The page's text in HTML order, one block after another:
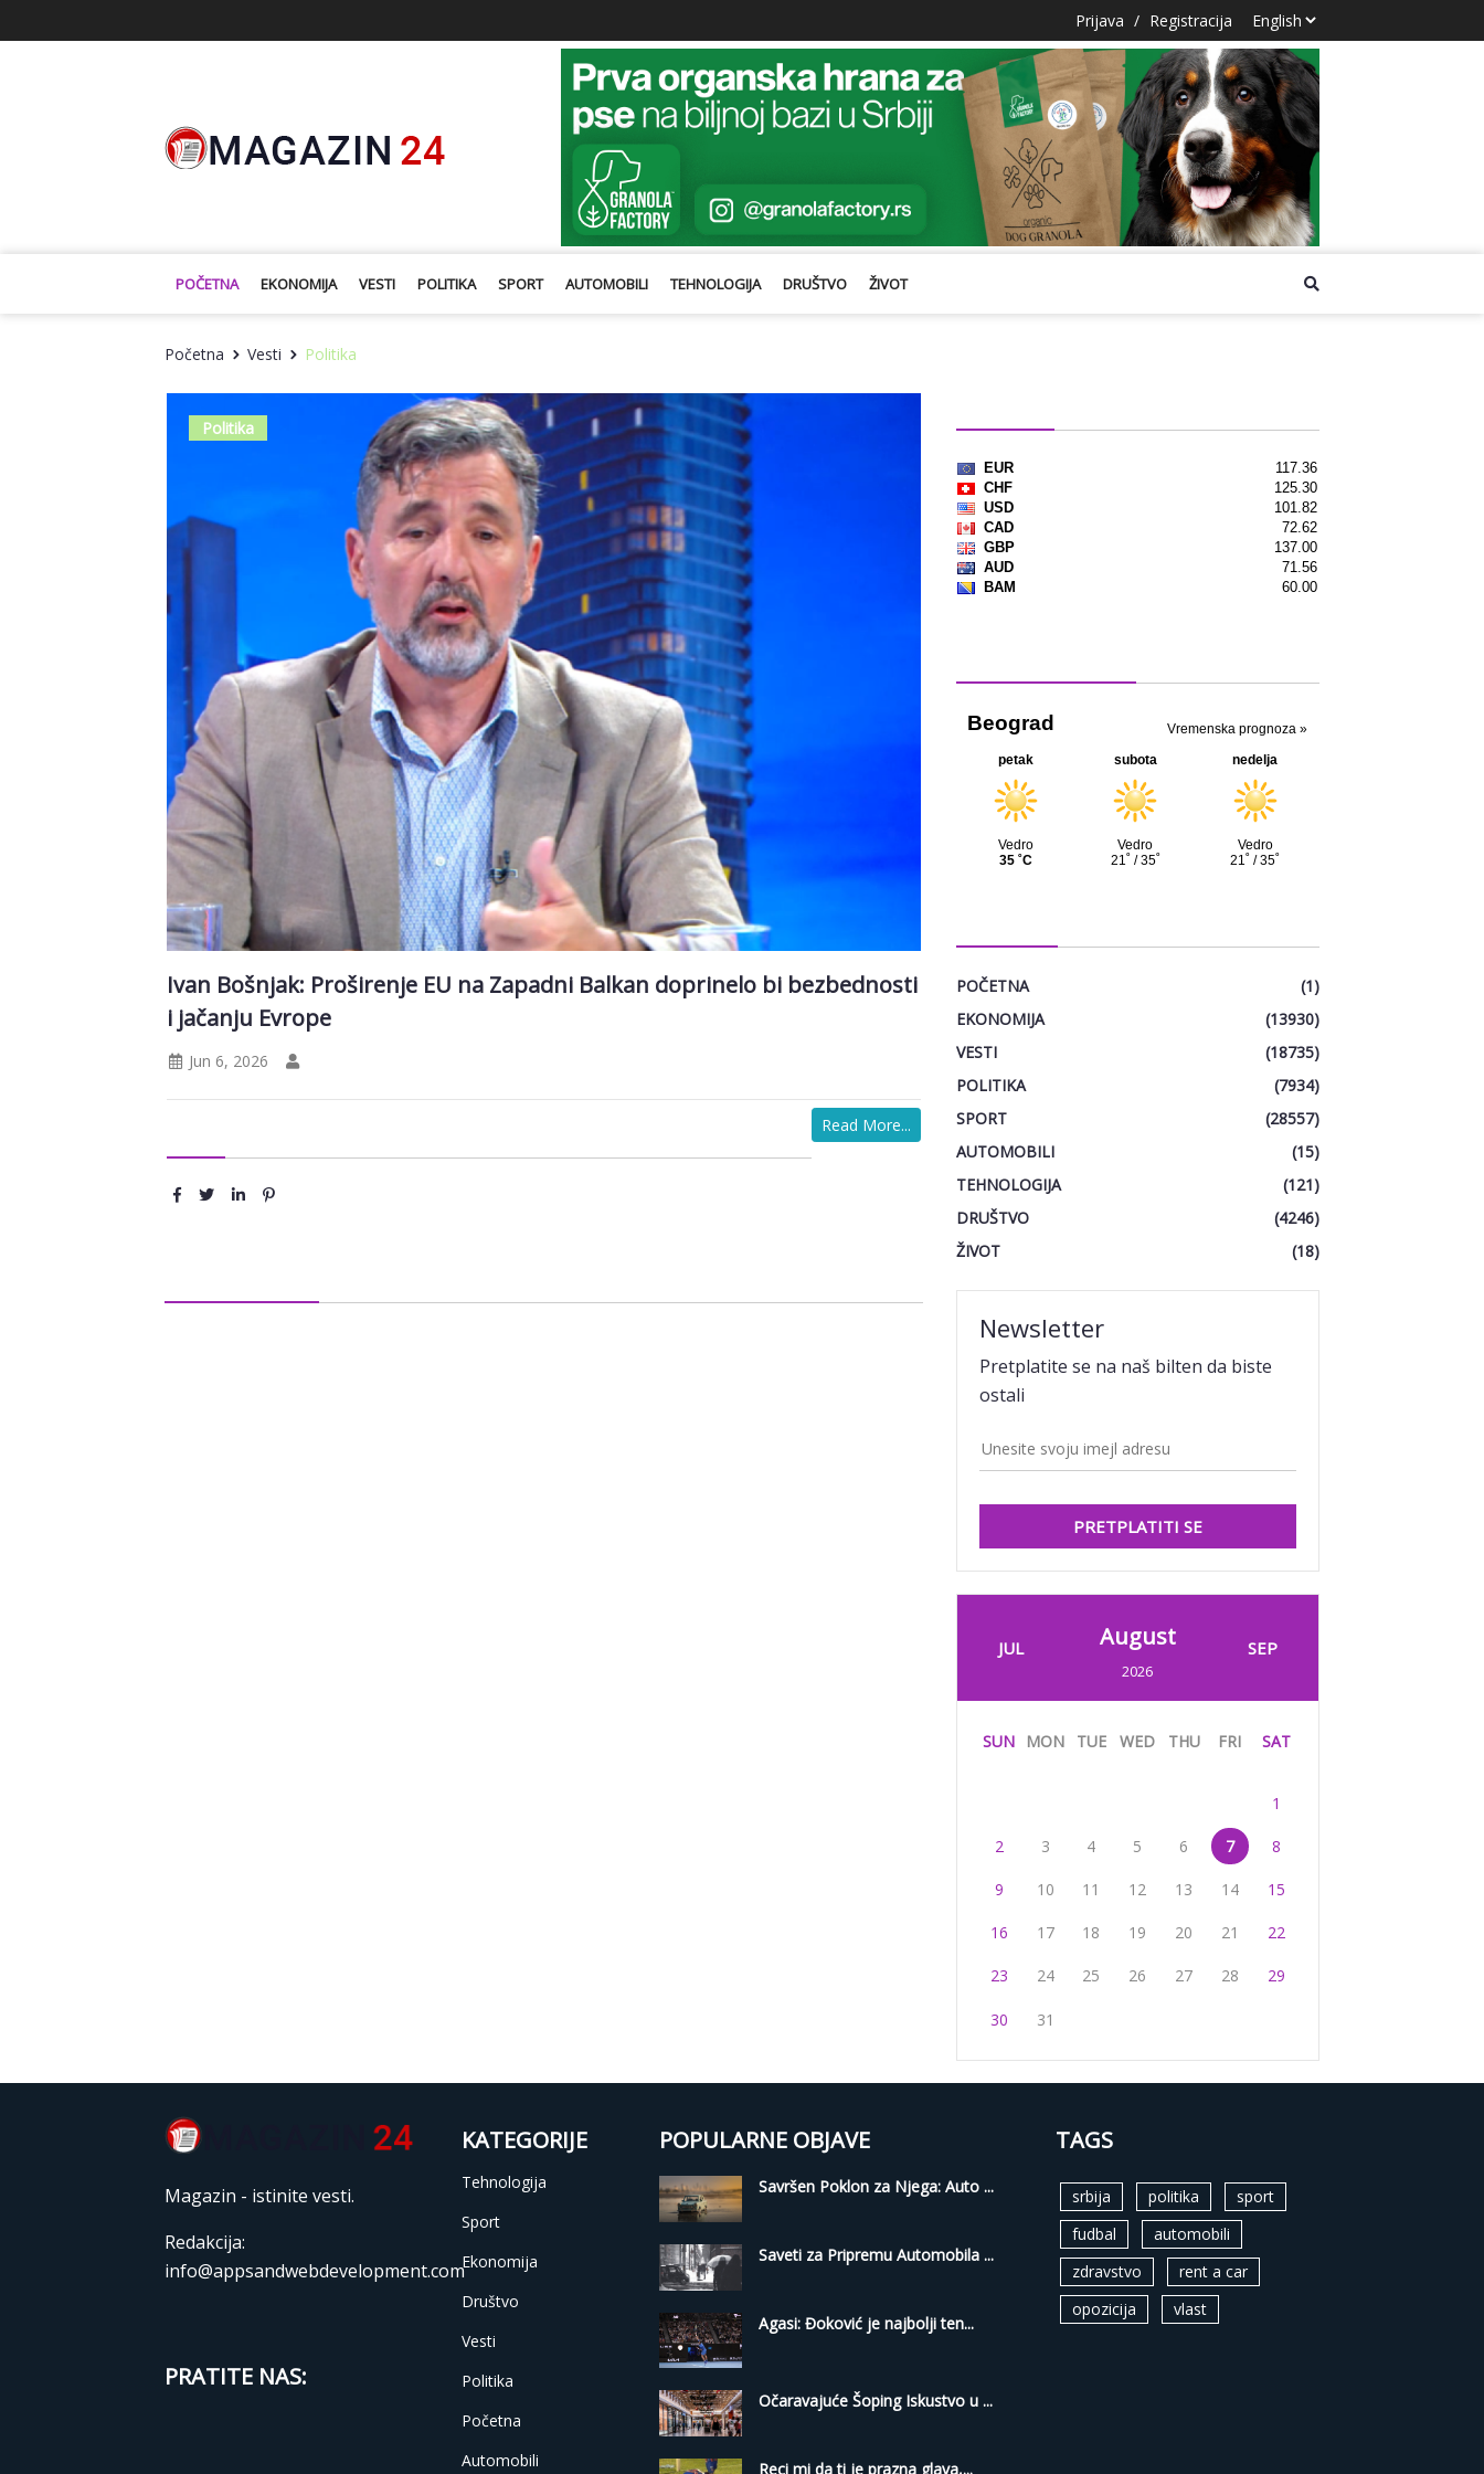
Prijava / Registracija
POČETNA EKONOMIJA VESTI POLITIKA SPORT AUTOMOBILI TEHNOLOGIJA DRUŠTVO ŽIVOT
Početna Vesti Politika
Politika
Ivan Bošnjak: Proširenje EU na Zapadni Balkan doprinelo bi bezbednosti
i jačanju Evrope
Jun 6, 2026
Read More...
POČETNA
(1)
EKONOMIJA
(13930)
VESTI
(18735)
POLITIKA
(7934)
SPORT
(28557)
AUTOMOBILI
(15)
TEHNOLOGIJA
(121)
DRUŠTVO
(4246)
ŽIVOT
(18)
Newsletter
Pretplatite se na naš bilten da biste
ostali
PRETPLATITI SE
JUL August
2026
SEP
SUN MON TUE WED THU FRI SAT
1
2 3 4 5 6 7 8
9 10 11 12 13 14 15
16 17 18 19 20 21 22
23 24 25 26 27 28 29
30 31
Magazin - istinite vesti.
Redakcija:
info@appsandwebdevelopment.com
PRATITE NAS:
KATEGORIJE
Tehnologija
Sport
Ekonomija
Društvo
Vesti
Politika
Početna
Automobili
POPULARNE OBJAVE
Savršen Poklon za Njega: Auto ...
Saveti za Pripremu Automobila ...
Agasi: Đoković je najbolji ten...
Očaravajuće Šoping Iskustvo u ...
Reci mi da ti je prazna glava,...
TAGS
srbija politika
sport
fudbal
automobili
zdravstvo
rent a car
opozicija
vlast